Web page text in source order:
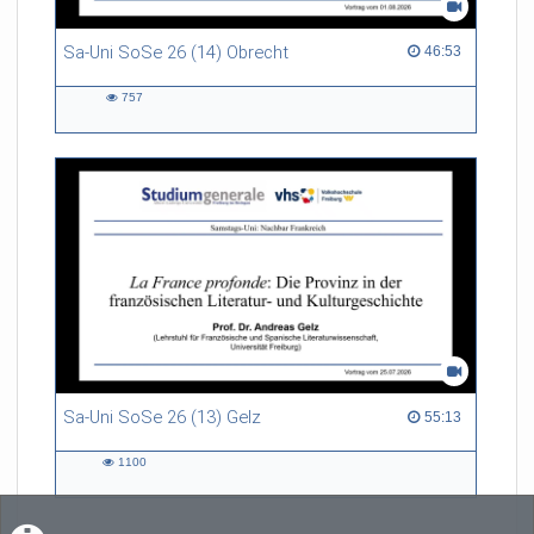
Sa-Uni SoSe 26 (14) Obrecht 46:53
46:53 duration
757
Sa-Uni SoSe 26 (13) Gelz 55:13
55:13 duration
1100